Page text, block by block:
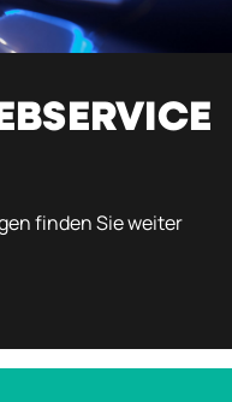
finden Sie weiter